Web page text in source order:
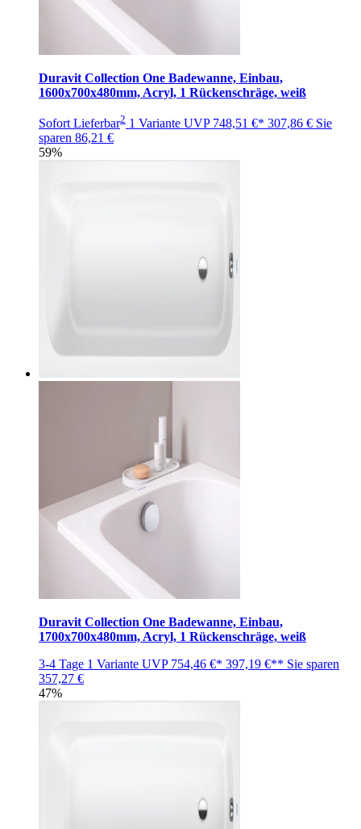
Duravit Collection One Badewanne, Einbau,
1600x700x480mm, Acryl, 1 Rückenschräge, weiß
Sofort Lieferbar2 1 Variante UVP 748,51 €* 307,86 € Sie
sparen 86,21 €
59%
Duravit Collection One Badewanne, Einbau,
1700x700x480mm, Acryl, 1 Rückenschräge, weiß
3-4 Tage 1 Variante UVP 754,46 €* 397,19 €** Sie sparen
357,27 €
47%